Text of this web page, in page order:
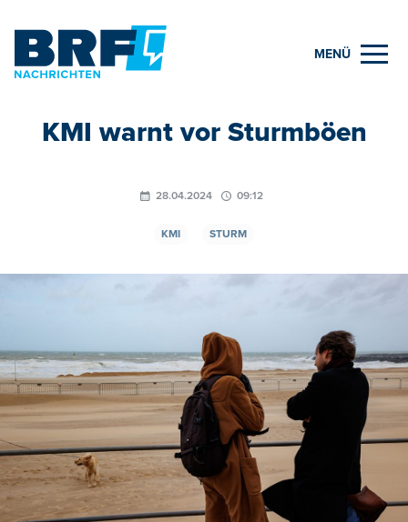
MENÜ
KMI warnt vor Sturmböen
28.04.2024 09:12
KMI STURM